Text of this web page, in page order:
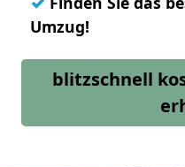
Umzug!
blitzschnell